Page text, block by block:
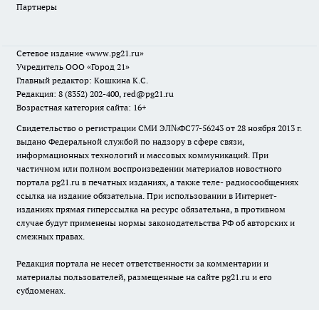
Партнеры
Сетевое издание «www.pg21.ru»
Учредитель ООО «Город 21»
Главный редактор: Кошкина К.С.
Редакция: 8 (8352) 202-400, red@pg21.ru
Возрастная категория сайта: 16+
Свидетельство о регистрации СМИ ЭЛ№ФС77-56243 от 28 ноября 2013 г.
выдано Федеральной службой по надзору в сфере связи,
информационных технологий и массовых коммуникаций. При
частичном или полном воспроизведении материалов новостного
портала pg21.ru в печатных изданиях, а также теле- радиосообщениях
ссылка на издание обязательна. При использовании в Интернет-
изданиях прямая гиперссылка на ресурс обязательна, в противном
случае будут применены нормы законодательства РФ об авторских и
смежных правах.
Редакция портала не несет ответственности за комментарии и
материалы пользователей, размещенные на сайте pg21.ru и его
субдоменах.